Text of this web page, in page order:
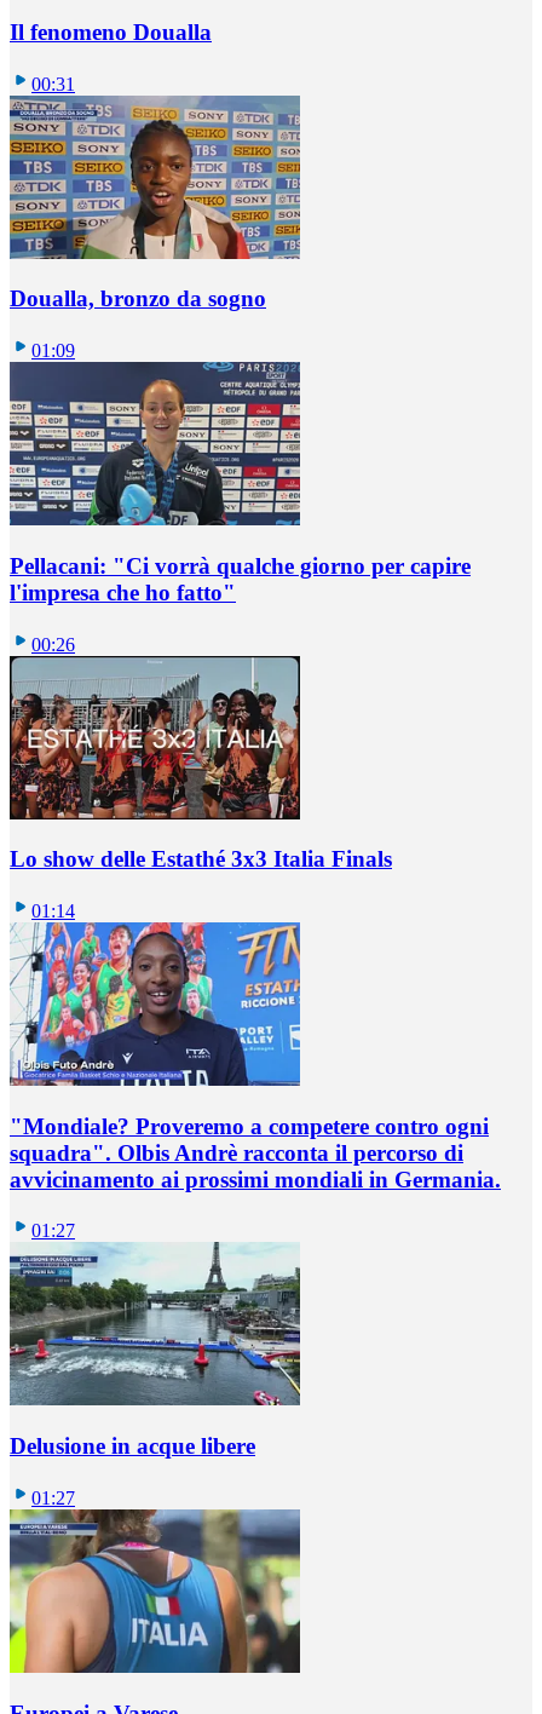
Il fenomeno Doualla
00:31
Doualla, bronzo da sogno
01:09
Pellacani: "Ci vorrà qualche giorno per capire
l'impresa che ho fatto"
00:26
Lo show delle Estathé 3x3 Italia Finals
01:14
"Mondiale? Proveremo a competere contro ogni
squadra". Olbis Andrè racconta il percorso di
avvicinamento ai prossimi mondiali in Germania.
01:27
Delusione in acque libere
01:27